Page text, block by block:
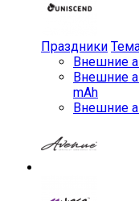
Праздники
Внешние
Внешние
mAh
Внешние